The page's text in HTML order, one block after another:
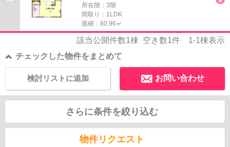
所在階：3階
間取り：1LDK
面積：60.96㎡
該当公開件数1棟 空き数1件 1-1棟表示
チェックした物件をまとめて
お問い合わせ
検討リストに追加
さらに条件を絞り込む
物件リクエスト